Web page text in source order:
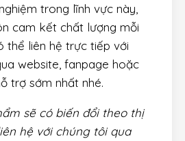
trong lĩnh vực này,
cam kết chất lượng mỗi
thể liên hệ trực tiếp với
website, fanpage hoặc
trợ sớm nhất nhé.
sẽ có biến đổi theo thị
hệ với chúng tôi qua